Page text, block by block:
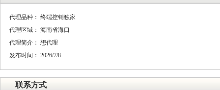
代理品种： 终端控销独家
代理区域： 海南省海口
代理简介： 想代理
发布时间： 2026/7/8
联系方式